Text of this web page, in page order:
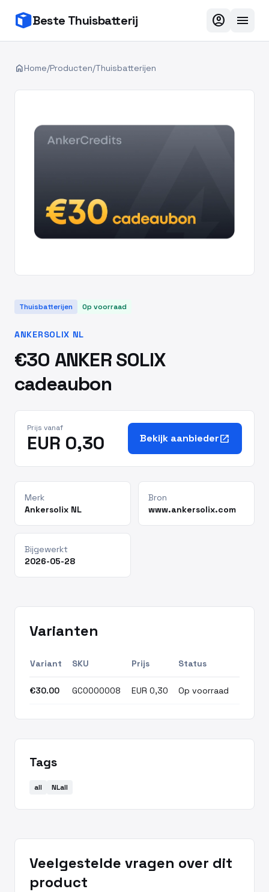
Beste Thuisbatterij account_circle menu
homeHome/Producten/Thuisbatterijen
Thuisbatterijen Op voorraad
ANKERSOLIX NL
€30 ANKER SOLIX
cadeaubon
Prijs vanaf
EUR 0,30 Bekijk aanbiederopen_in_new
Merk
Ankersolix NL
Bron
www.ankersolix.com
Bijgewerkt
2026-05-28
Varianten
Variant SKU Prijs Status
€30.00 GC0000008 EUR 0,30 Op voorraad
Tags
all NLall
Veelgestelde vragen over dit
product